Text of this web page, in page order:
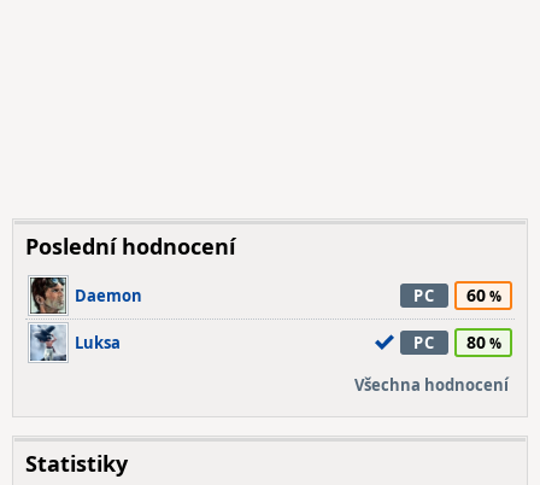
Poslední hodnocení
Daemon PC 60
Luksa PC 80
Všechna hodnocení
Statistiky